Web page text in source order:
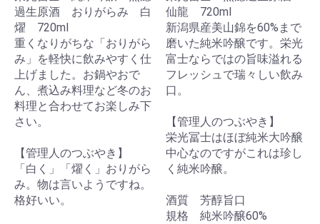
過生原酒 おりがらみ 白
燿 720ml
重くなりがちな「おりがら
み」を軽快に飲みやすく仕
上げました。お鍋やおで
ん、煮込み料理など冬のお
料理と合わせてお楽しみ下
さい。
【管理人のつぶやき】
「白く」「燿く」おりがら
み。物は言いようですね。
格好いい。
仙龍 720ml
新潟県産美山錦を60%まで
磨いた純米吟醸です。栄光
富士ならではの旨味溢れる
フレッシュで瑞々しい飲み
口。
【管理人のつぶやき】
栄光冨士はほぼ純米大吟醸
中心なのですがこれは珍し
く純米吟醸。
酒質 芳醇旨口
規格 純米吟醸60%